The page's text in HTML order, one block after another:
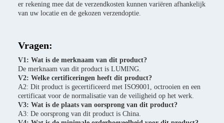
er rekening mee dat de verzendkosten kunnen variëren afhankelijk
van uw locatie en de gekozen verzendoptie.
Vragen:
V1: Wat is de merknaam van dit product?
De merknaam van dit product is LUMING.
V2: Welke certificeringen heeft dit product?
A2: Dit product is gecertificeerd met ISO9001, octrooien en een
certificaat voor de normalisatie van de veiligheid op het werk.
V3: Wat is de plaats van oorsprong van dit product?
A3: De oorsprong van dit product is China.